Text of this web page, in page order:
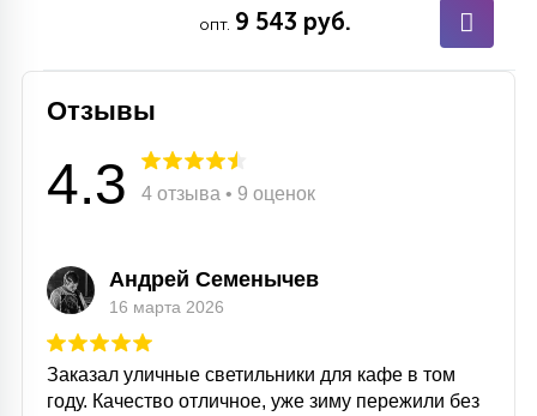
опт. 9 543 руб.
Отзывы
4.3 4 отзыва • 9 оценок
Андрей Семенычев
16 марта 2026
Заказал уличные светильники для кафе в том
году. Качество отличное, уже зиму пережили без